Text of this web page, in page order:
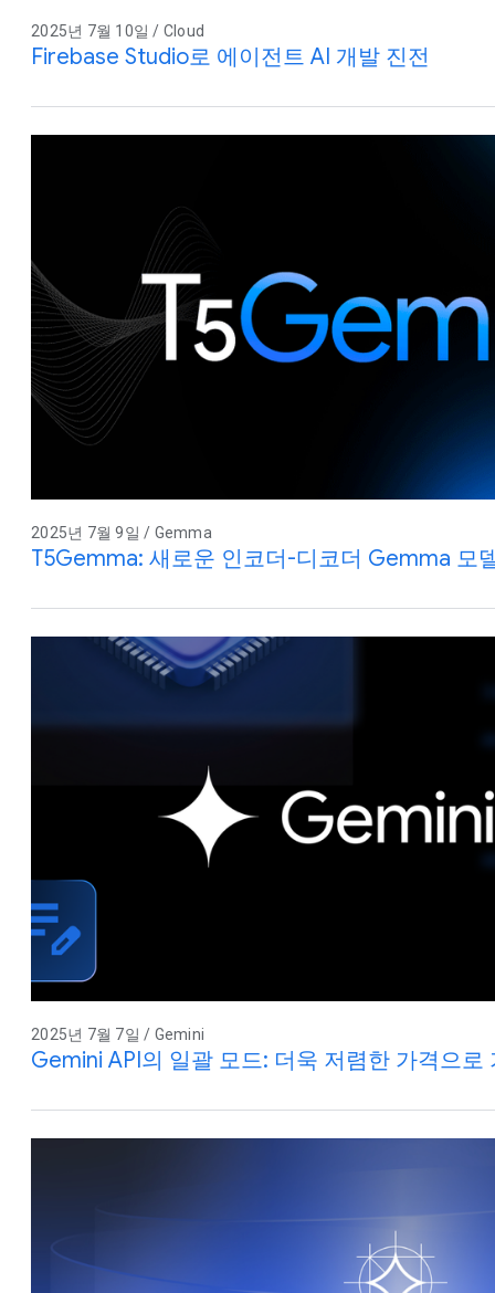
2025년 7월 10일 / Cloud
Firebase Studio로 에이전트 AI 개발 진전
2025년 7월 9일 / Gemma
T5Gemma: 새로운 인코더-디코더 Gemma 모
2025년 7월 7일 / Gemini
Gemini API의 일괄 모드: 더욱 저렴한 가격으로